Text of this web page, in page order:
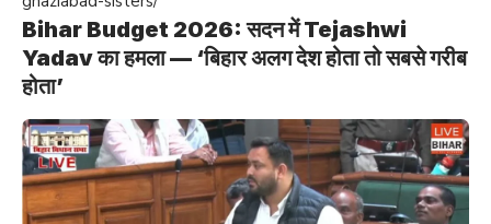
Bihar Budget 2026: सदन में Tejashwi
Yadav का हमला — ‘बिहार अलग देश होता तो सबसे गरीब
होता’